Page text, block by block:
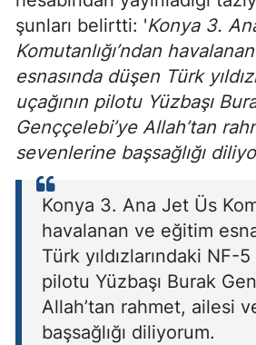
şunları belirtti: 'Konya 3.
Komutanlığı’ndan
esnasında düşen Türk
uçağının pilotu Yüzbaşı
Genççelebi’ye Allah’tan
sevenlerine başsağlığı
Konya 3. Ana Jet Üs
havalanan ve eğitim
Türk yıldızlarındaki NF-5
pilotu Yüzbaşı Burak
Allah’tan rahmet, ailesi
başsağlığı diliyorum.